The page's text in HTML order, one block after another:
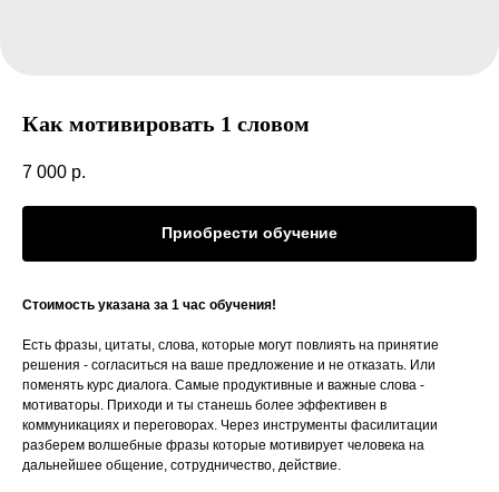
Как мотивировать 1 словом
7 000 р.
Приобрести обучение
Стоимость указана за 1 час обучения!
Есть фразы, цитаты, слова, которые могут повлиять на принятие
решения - согласиться на ваше предложение и не отказать. Или
поменять курс диалога. Самые продуктивные и важные слова -
мотиваторы. Приходи и ты станешь более эффективен в
коммуникациях и переговорах. Через инструменты фасилитации
разберем волшебные фразы которые мотивирует человека на
дальнейшее общение, сотрудничество, действие.